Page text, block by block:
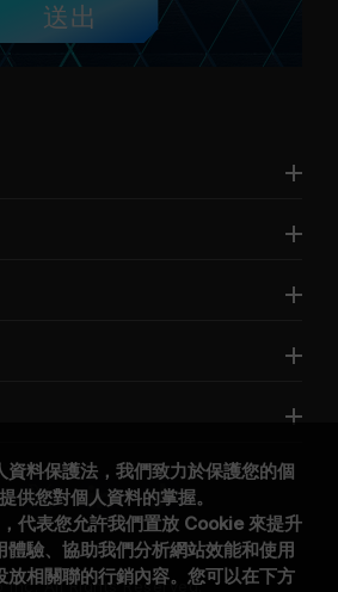
送出
Inc. All Rights Reserved.
資料保護法，我們致力於保護您的個
供您對個人資料的掌握。
代表您允許我們置放 Cookie 來提升
體驗、協助我們分析網站效能和使用
放相關聯的行銷內容。您可以在下方